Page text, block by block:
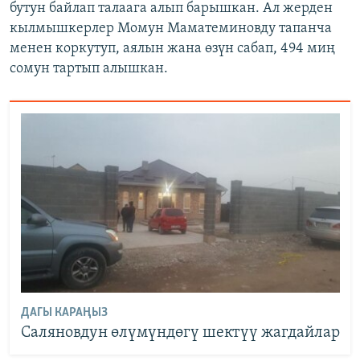
бутун байлап талаага алып барышкан. Ал жерден
кылмышкерлер Момун Маматеминовду тапанча
менен коркутуп, аялын жана өзүн сабап, 494 миң
сомун тартып алышкан.
ДАГЫ КАРАҢЫЗ
Саляновдун өлүмүндөгү шектүү жагдайлар